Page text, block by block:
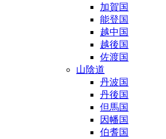
加賀国
能登国
越中国
越後国
佐渡国
山陰道
丹波国
丹後国
但馬国
因幡国
伯耆国